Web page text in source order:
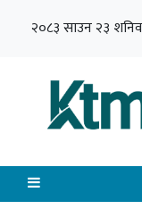
२०८३ साउन २३